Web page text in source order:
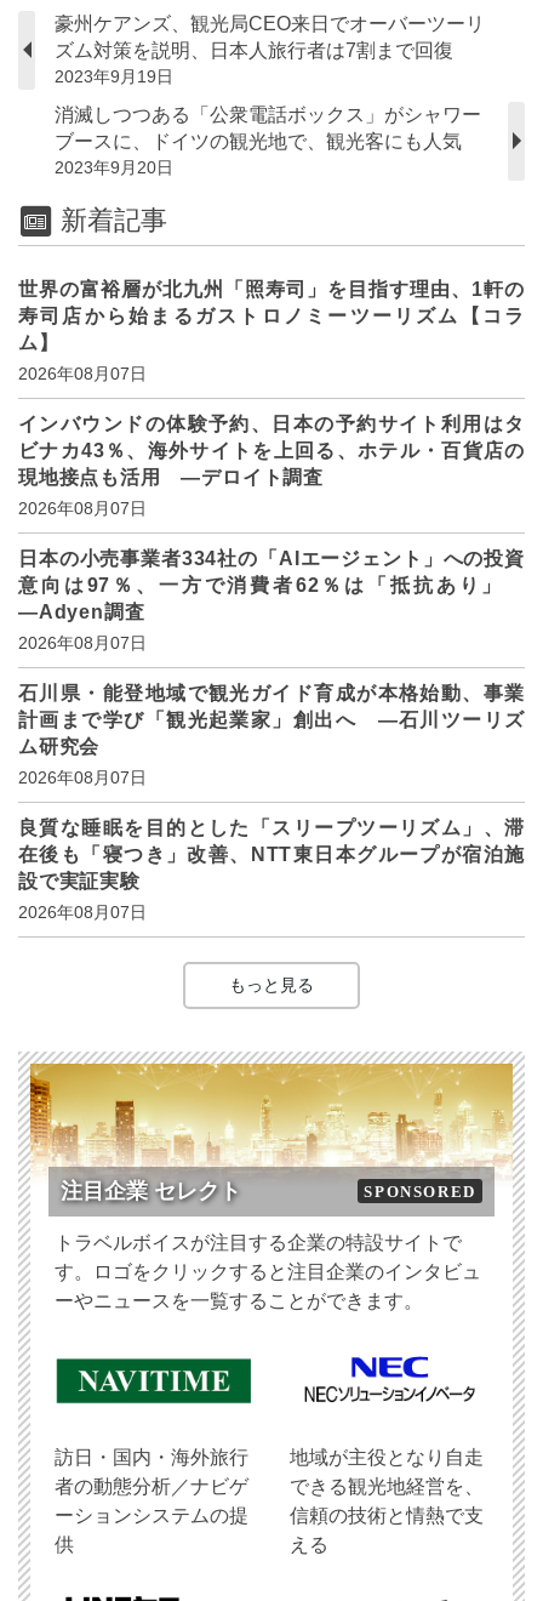
豪州ケアンズ、観光局CEO来日でオーバーツーリ
ズム対策を説明、日本人旅行者は7割まで回復
2023年9月19日
消滅しつつある「公衆電話ボックス」がシャワー
ブースに、ドイツの観光地で、観光客にも人気
2023年9月20日
新着記事
世界の富裕層が北九州「照寿司」を目指す理由、1軒の
寿司店から始まるガストロノミーツーリズム【コラ
ム】
2026年08月07日
インバウンドの体験予約、日本の予約サイト利用はタ
ビナカ43％、海外サイトを上回る、ホテル・百貨店の
現地接点も活用 ―デロイト調査
2026年08月07日
日本の小売事業者334社の「AIエージェント」への投資
意向は97％、一方で消費者62％は「抵抗あり」
―Adyen調査
2026年08月07日
石川県・能登地域で観光ガイド育成が本格始動、事業
計画まで学び「観光起業家」創出へ ―石川ツーリズ
ム研究会
2026年08月07日
良質な睡眠を目的とした「スリープツーリズム」、滞
在後も「寝つき」改善、NTT東日本グループが宿泊施
設で実証実験
2026年08月07日
もっと見る
注目企業 セレクト SPONSORED
トラベルボイスが注目する企業の特設サイトで
す。ロゴをクリックすると注目企業のインタビュ
ーやニュースを一覧することができます。
訪日・国内・海外旅行
者の動態分析／ナビゲ
ーションシステムの提
供
地域が主役となり自走
できる観光地経営を、
信頼の技術と情熱で支
える